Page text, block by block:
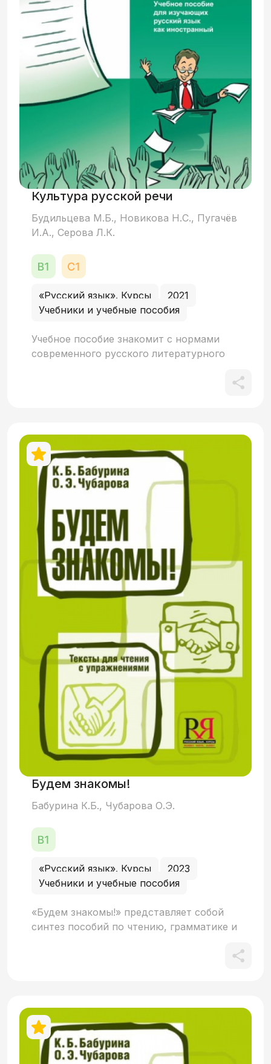
Культура русской речи
Будильцева М.Б., Новикова Н.С., Пугачёв
И.А., Серова Л.К.
«Русский язык». Курсы
2021
Учебники и учебные пособия
Учебное пособие знакомит с нормами
современного русского литературного
запаса, закреплению грамматических и
синтаксических конструкций,
характерных для определённых ситуаций
общения, развивают речевую культуру,
помогают овладеть правилами речевого
этикета. Пособие адресовано
иностранным студентам, владеющим
русским языком в объёме I
сертификационного уровня.
Будем знакомы!
Бабурина К.Б., Чубарова О.Э.
«Русский язык». Курсы
2023
Учебники и учебные пособия
«Будем знакомы!» представляет собой
синтез пособий по чтению, грамматике и
писателей XX века. Продуманная
система упражнений способствует
усвоению нового и повторению
изученного ранее материала.